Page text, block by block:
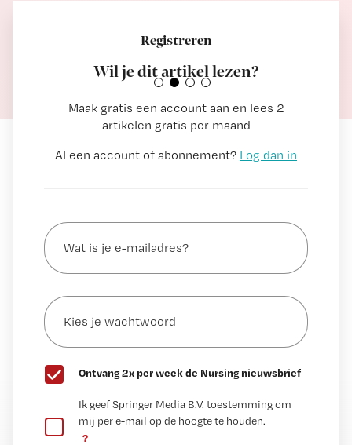
Registreren
Wil je dit artikel lezen?
Maak gratis een account aan en lees 2
artikelen gratis per maand
Al een account of abonnement? Log dan in
Wat
is
je
mailadres?
Kies
je
wachtwoord
G
e
Ontvang 2x per week de Nursing nieuwsbrief
e
Ik geef Springer Media B.V. toestemming om
mij per e-mail op de hoogte te houden.
?
Meer podcasts van nursing